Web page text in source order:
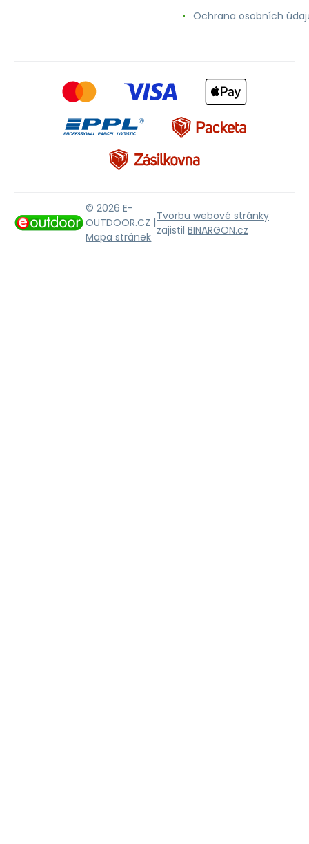
Ochrana osobních
© 2026 E-
OUTDOOR.CZ |
Mapa stránek
Tvorbu webové stránky
zajistil BINARGON.cz